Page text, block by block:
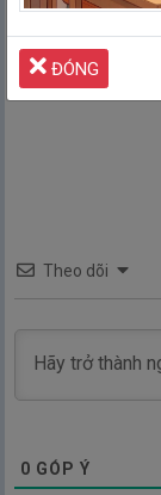
Theo dõi
0 GÓP Ý
ĐÓNG